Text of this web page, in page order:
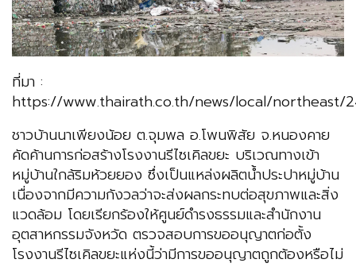
ที่มา :
https://www.thairath.co.th/news/local/northeast/
ชาวบ้านนาเพียงน้อย ต.จุมพล อ.โพนพิสัย จ.หนองคาย
คัดค้านการก่อสร้างโรงงานรีไซเคิลขยะ บริเวณทางเข้า
หมู่บ้านใกล้ริมห้วยยอง ซึ่งเป็นแหล่งผลิตน้ำประปาหมู่บ้าน
เนื่องจากมีความกังวลว่าจะส่งผลกระทบต่อสุขภาพและสิ่ง
แวดล้อม โดยเรียกร้องให้ศูนย์ดำรงธรรมและสำนักงาน
อุตสาหกรรมจังหวัด ตรวจสอบการขออนุญาตก่อตั้ง
โรงงานรีไซเคิลขยะแห่งนี้ว่ามีการขออนุญาตถูกต้องหรือไม่